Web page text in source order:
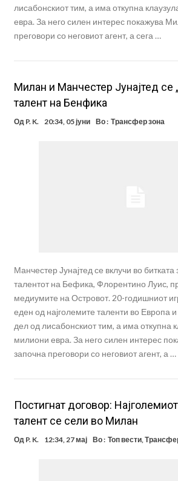
лисабонскиот тим, а има откупна
евра. За него силен интерес покажува
преговори со неговиот агент, а сега …
Милан и Манчестер Јунајтед се
талент на Бенфика
Од P. K. 20:34, 05 јуни Во : Трансфер зона
Манчестер Јунајтед се вклучи во битката
талентот на Бефика, Флорентино Луис,
медиумите на Островот. 20-годишниот
еден од најголемите таленти во Европа
дел од лисабонскиот тим, а има откупна
милиони евра. За него силен интерес
започна преговори со неговиот агент, а …
Постигнат договор:
талент се сели во Милан
Од P. K. 12:34, 27 мај Во : Топ вести,